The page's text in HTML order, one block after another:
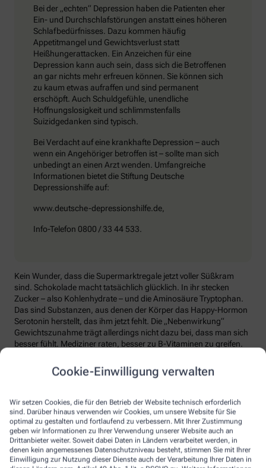
Cookie-Einwilligung verwalten
Wir setzen Cookies, die für den Betrieb der Website technisch erforderlich
sind. Darüber hinaus verwenden wir Cookies, um unsere Website für Sie
optimal zu gestalten und fortlaufend zu verbessern. Mit Ihrer Zustimmung
geben wir Informationen zu Ihrer Verwendung unserer Website auch an
Drittanbieter weiter. Soweit dabei Daten in Ländern verarbeitet werden, in
denen kein angemessenes Datenschutzniveau besteht, stimmen Sie mit Ihrer
Einwilligung zur Nutzung dieser Dienste auch der Verarbeitung Ihrer Daten in
Bei der „echten“ Depression haben die Patienten eher
Ein- und Durchschlafstörungen anstatt eines höheren
Schlafbedürfnisses. Dazu kommen häufig
Appetitmangel und Gewichtsverlust statt
Heißhungerattacken. Ein Anzeichen für eine
Depression kann auch sein, dass sich die Betroffenen
an gar nichts mehr erfreuen können. Sie können sich
zu kaum etwas aufraffen und sind permanent
erschöpft. Auch Schuldgefühle, unendliche
Hoffnungslosigkeit und schlimmstenfalls
Suizidgedanken sind typisch.
Bei Verdacht auf eine krankhafte Depression – auch
wenn ein Angehöriger betroffen ist – sollte man sich
unbedingt an einen Arzt wenden. Umfangreiche
Informationen bietet die Stiftung Deutsche
Depressionshilfe auf:
www.deutsche-depressionshilfe.de,
Info-Telefon 0800 / 33 44 533.
Kein Wunder, dass die Supermarktregale jetzt voller Süßkram
sind. Schokolade macht tatsächlich glücklich. In ihr stecken
Zucker – also Kohlenhydrate – und die Aminosäure Tryptophan.
Das sind Substanzen, aus denen der Körper das Happy-Hormon
Serotonin herstellt, das ihm jetzt fehlt. Die „Nebenwirkung“
Gewichtszunahme trägt allerdings nicht dazu bei, dass man sich
besser fühlt. Mediziner raten, besser zu B-Vitaminen zu greifen.
Energiestoffwechsel und unterstützen die Stressverarbeitung.
zurückzuziehen. Im Gegenteil: Aktiv zu bleiben, mit Familie und
Freunden etwas zu unternehmen, viel frische Luft zu tanken und
sich zum Beispiel mit seinem Hobby intensiv zu beschäftigen, hebt
die Laune. Dabei hilft, sich jeden Sonntag zu notieren, was man in
der kommenden Woche Schönes machen will.
Sommer-Feeling lässt sich auch zurückholen: mit anderen in